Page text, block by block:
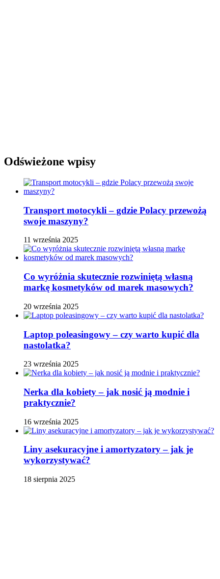
Odświeżone wpisy
Transport motocykli – gdzie Polacy przewożą
swoje maszyny?
11 września 2025
Co wyróżnia skutecznie rozwiniętą własną
markę kosmetyków od marek masowych?
20 września 2025
Laptop poleasingowy – czy warto kupić dla
nastolatka?
23 września 2025
Nerka dla kobiety – jak nosić ją modnie i
praktycznie?
16 września 2025
Liny asekuracyjne i amortyzatory – jak je
wykorzystywać?
18 sierpnia 2025